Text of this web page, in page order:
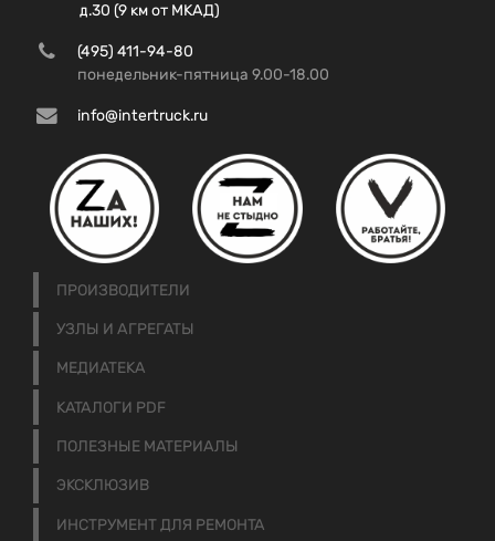
д.30 (9 км от МКАД)
(495) 411-94-80
понедельник-пятница 9.00-18.00
info@intertruck.ru
ПРОИЗВОДИТЕЛИ
УЗЛЫ И АГРЕГАТЫ
МЕДИАТЕКА
КАТАЛОГИ PDF
ПОЛЕЗНЫЕ МАТЕРИАЛЫ
ЭКСКЛЮЗИВ
ИНСТРУМЕНТ ДЛЯ РЕМОНТА